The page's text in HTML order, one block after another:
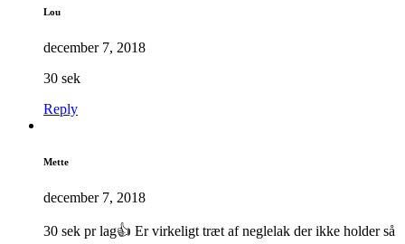
Lou
december 7, 2018
30 sek
Reply
Mette
december 7, 2018
30 sek pr lag👍 Er virkeligt træt af neglelak der ikke holder så